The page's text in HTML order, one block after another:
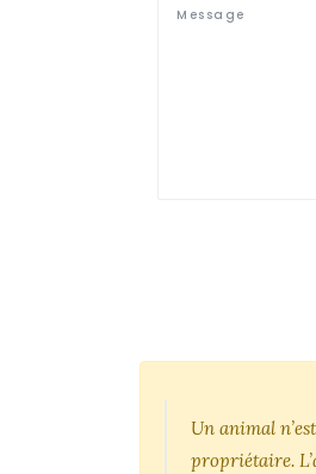
Un animal
propriétaire.